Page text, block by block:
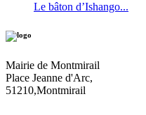
Le bâton d’Ishango...
Mairie de Montmirail
Place Jeanne d'Arc,
51210,Montmirail